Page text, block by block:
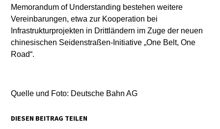
Memorandum of Understanding bestehen weitere
Vereinbarungen, etwa zur Kooperation bei
Infrastrukturprojekten in Drittländern im Zuge der neuen
chinesischen Seidenstraßen-Initiative „One Belt, One
Road“.
Quelle und Foto: Deutsche Bahn AG
DIESEN BEITRAG TEILEN